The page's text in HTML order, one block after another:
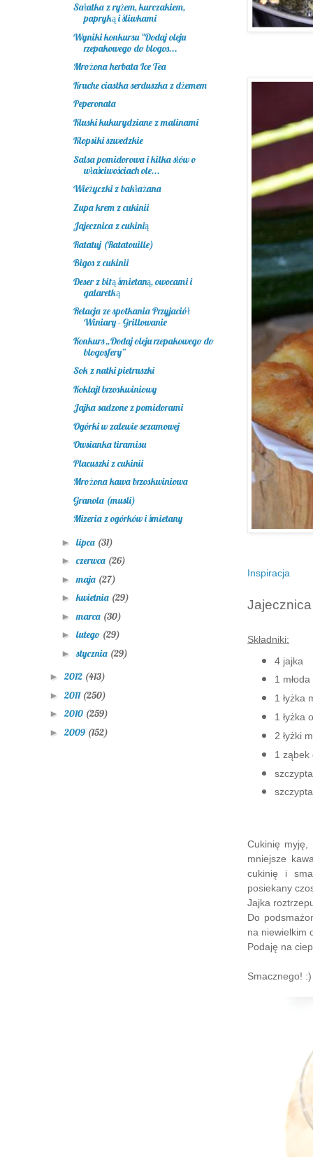
Inspiracja
Składniki:
4 jajka
1
1 łyżka
1 łyżka
2 łyżki
1 ząbek
Cukinię myję,
mniejsze
cukinię i
posiekany
Jajka
Do
na niewielkim
Podaję na
Smacznego! :)
Sałatka z ryżem, kurczakiem,
papryką i śliwkami
Wyniki konkursu "Dodaj oleju
rzepakowego do blogos...
Mrożona herbata Ice Tea
Kruche ciastka serduszka z dżemem
Peperonata
Kluski kukurydziane z malinami
Klopsiki szwedzkie
Salsa pomidorowa i kilka słów o
właściwościach ole...
Wieżyczki z bakłażana
Zupa krem z cukinii
Jajecznica z cukinią
Ratatuj (Ratatouille)
Bigos z cukinii
Deser z bitą śmietaną, owocami i
galaretką
Relacja ze spotkania Przyjaciół
Winiary - Grillowanie
Konkurs „Dodaj oleju rzepakowego do
blogosfery”
Sok z natki pietruszki
Koktajl brzoskwiniowy
Jajka sadzone z pomidorami
Ogórki w zalewie sezamowej
Owsianka tiramisu
Placuszki z cukinii
Mrożona kawa brzoskwiniowa
Granola (musli)
Mizeria z ogórków i śmietany
► lipca (31)
►czerwca (26)
►maja (27)
►kwietnia (29)
►marca (30)
► lutego (29)
►stycznia (29)
►2012 (413)
► 2011 (250)
►2010 (259)
► 2009 (152)